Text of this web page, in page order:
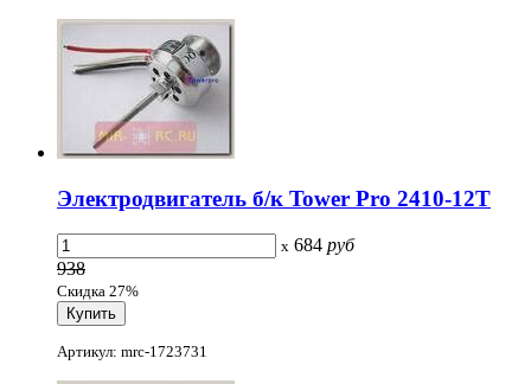
Электродвигатель б/к Tower Pro 2410-12T
x 684 руб
938
Скидка 27%
Артикул: mrc-1723731